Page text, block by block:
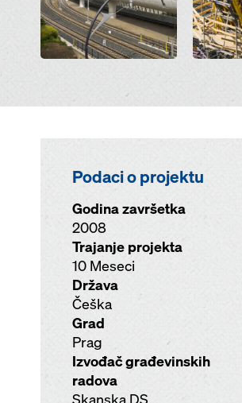
Podaci o projektu
Godina završetka
2008
Trajanje projekta
10 Meseci
Država
Češka
Grad
Prag
Izvođač građevinskih
radova